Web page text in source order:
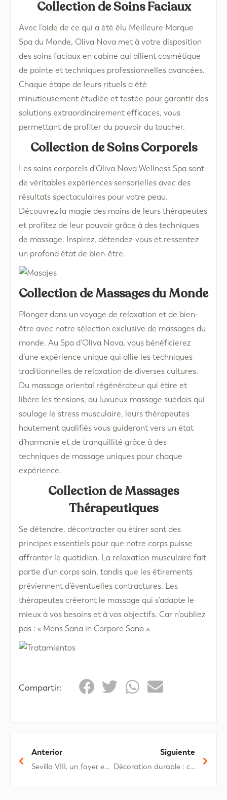
Collection de Soins Faciaux
Avec l’aide de ce qui a été élu Meilleure Marque
Spa du Monde, Oliva Nova met à votre disposition
des soins faciaux en cabine qui allient cosmétique
de pointe et techniques professionnelles avancées.
Chaque étape de leurs rituels a été
minutieusement étudiée et testée pour garantir des
solutions extraordinairement efficaces, vous
permettant de profiter du pouvoir du toucher.
Collection de Soins Corporels
Les soins corporels d’Oliva Nova Wellness Spa sont
de véritables expériences sensorielles avec des
résultats spectaculaires pour votre peau.
Découvrez la magie des mains de leurs thérapeutes
et profitez de leur pouvoir grâce à des techniques
de massage. Inspirez, détendez-vous et ressentez
un profond état de bien-être.
Collection de Massages du Monde
Plongez dans un voyage de relaxation et de bien-
être avec notre sélection exclusive de massages du
monde. Au Spa d’Oliva Nova, vous bénéficierez
d’une expérience unique qui allie les techniques
traditionnelles de relaxation de diverses cultures.
Du massage oriental régénérateur qui étire et
libère les tensions, au luxueux massage suédois qui
soulage le stress musculaire, leurs thérapeutes
hautement qualifiés vous guideront vers un état
d’harmonie et de tranquillité grâce à des
techniques de massage uniques pour chaque
expérience.
Collection de Massages
Thérapeutiques
Se détendre, décontracter ou étirer sont des
principes essentiels pour que notre corps puisse
affronter le quotidien. La relaxation musculaire fait
partie d’un corps sain, tandis que les étirements
préviennent d’éventuelles contractures. Les
thérapeutes créeront le massage qui s’adapte le
mieux à vos besoins et à vos objectifs. Car n’oubliez
pas : « Mens Sana in Corpore Sano ».
Compartir:
Anterior
Sevilla VIII, un foyer entre le terrain de golf et la plage.
Siguiente
Décoration durable : comment rendre votre maison plus écologique